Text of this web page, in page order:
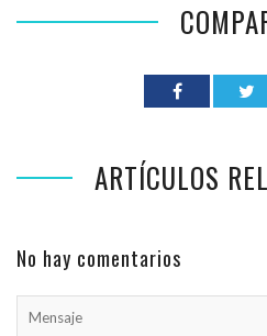
ARTÍCULOS
No hay comentarios